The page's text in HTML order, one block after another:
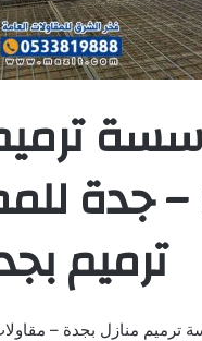
جدة
ترميم
ترميم منازل بجدة –